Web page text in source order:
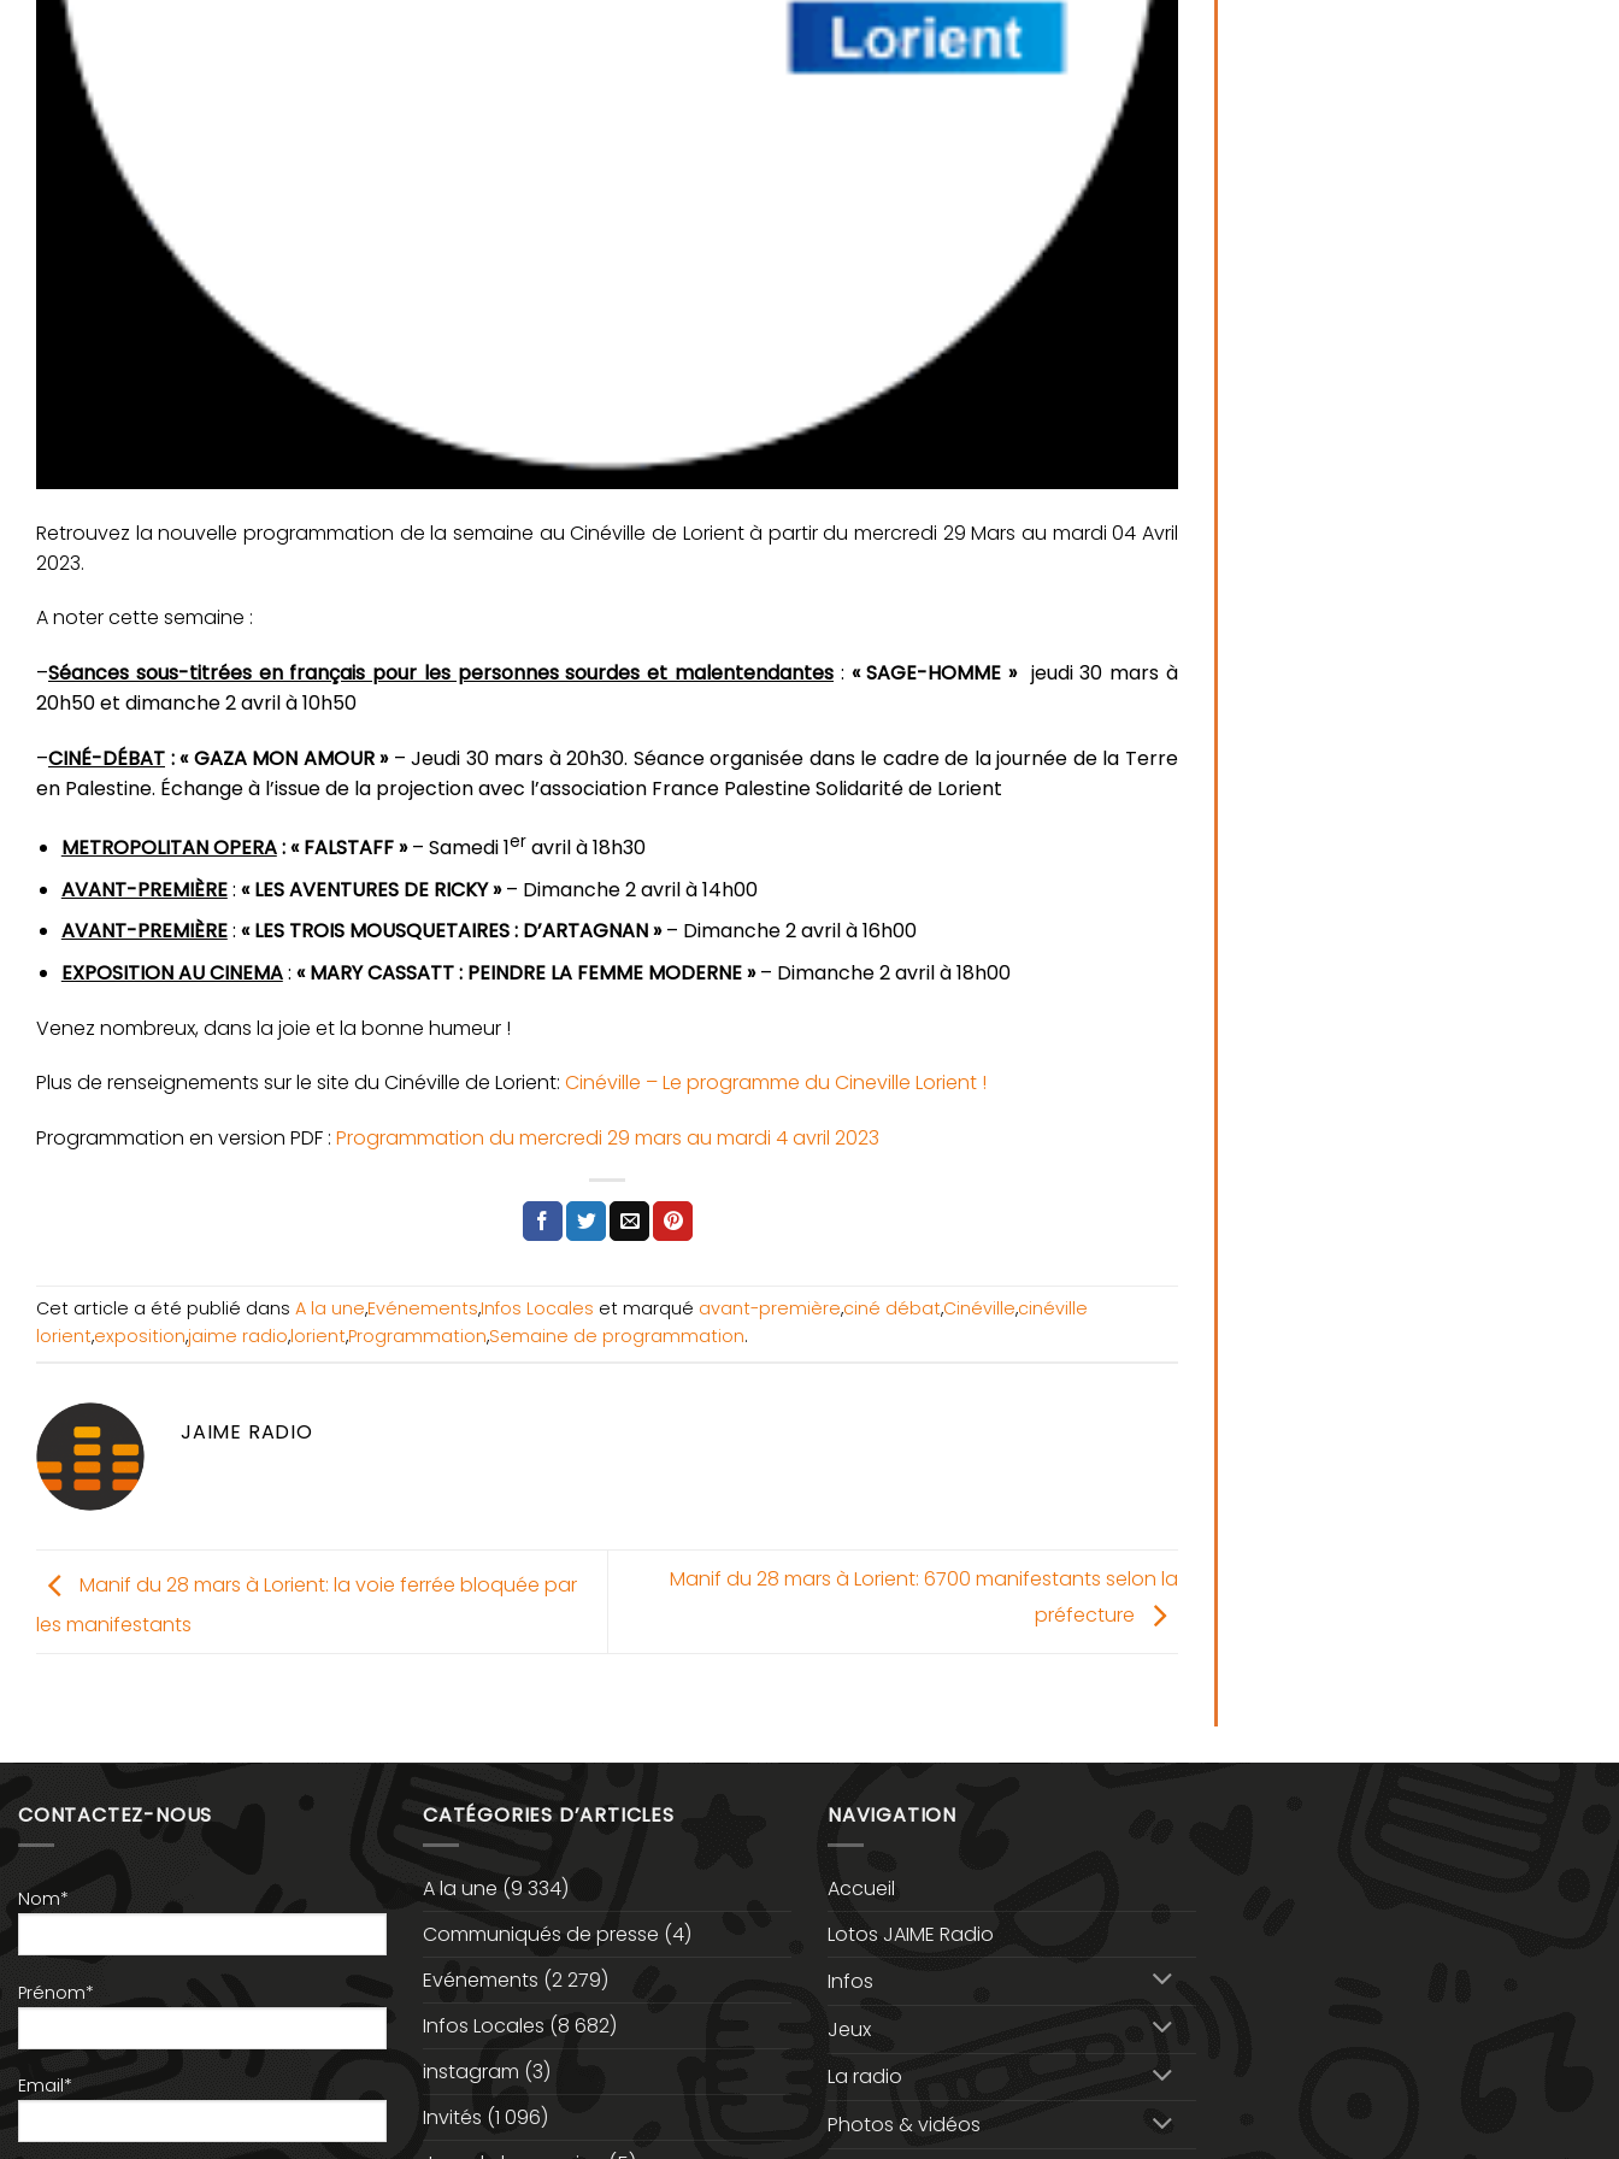
Retrouvez la nouvelle programmation de la semaine au Cinéville de Lorient à partir du mercredi 29 Mars au mardi 04 Avril
2023.
A noter cette semaine :
–Séances sous-titrées en français pour les personnes sourdes et malentendantes : « SAGE-HOMME »jeudi 30 mars à
20h50 et dimanche 2 avril à 10h50
–CINÉ-DÉBAT : « GAZA MON AMOUR »– Jeudi 30 mars à 20h30. Séance organisée dans le cadre de la journée de la Terre
en Palestine. Échange à l’issue de la projection avec l’association France Palestine Solidarité de Lorient
METROPOLITAN OPERA: « FALSTAFF »– Samedi 1eravril à 18h30
AVANT-PREMIÈRE: « LES AVENTURES DE RICKY »– Dimanche 2 avril à 14h00
AVANT-PREMIÈRE: « LES TROIS MOUSQUETAIRES : D’ARTAGNAN »– Dimanche 2 avril à 16h00
EXPOSITION AU CINEMA: « MARY CASSATT : PEINDRE LA FEMME MODERNE »– Dimanche 2 avril à 18h00
Venez nombreux, dans la joie et la bonne humeur !
Plus de renseignements sur le site du Cinéville de Lorient: Cinéville – Le programme du Cineville Lorient !
Programmation en version PDF : Programmation du mercredi 29 mars au mardi 4 avril 2023
Cet article a été publié dans A la une,Evénements,Infos Locales et marqué avant-première,ciné débat,Cinéville,cinéville
lorient,exposition,jaime radio,lorient,Programmation,Semaine de programmation.
JAIME RADIO
Manif du 28 mars à Lorient: la voie ferrée bloquée par
les manifestants
Manif du 28 mars à Lorient: 6700 manifestants selon la
préfecture
CONTACTEZ-NOUS
Nom*
Prénom*
Email*
CATÉGORIES D’ARTICLES
A la une (9 334)
Communiqués de presse (4)
Evénements (2 279)
Infos Locales (8 682)
instagram (3)
Invités (1 096)
NAVIGATION
Accueil
Lotos JAIME Radio
Infos
Jeux
La radio
Photos & vidéos